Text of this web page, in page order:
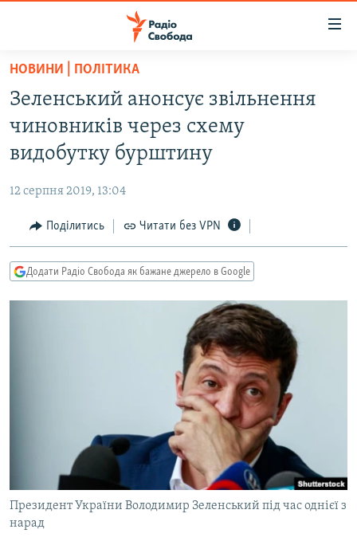
Перейти
основного
матеріалу
до
основної
навігації
Перейти
до
пошуку
ЕКОНОМІКА
СУСПІЛЬСТВО
РОСІЙСЬКА «ФІЛЬТРАЦІЯ»
ДОНБАС.РЕАЛІЇ
ТИ ЯК?
ПОДКАСТИ
КРИМ РЕАЛІЇ
РУС
НОВИНИ | ПОЛІТИКА
Зеленський анонсує звільнення
чиновників через схему
видобутку бурштину
12 серпня 2019, 13:04
Поділитись Читати без VPN
Додати Радіо Свобода як бажане джерело в Google
Президент України Володимир Зеленський під час однієї з
нарад